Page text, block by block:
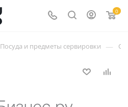
0
Посуда и предметы сервировки —